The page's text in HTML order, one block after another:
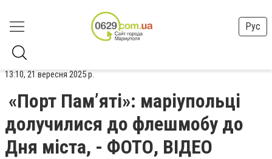
Рус
13:10, 21 вересня 2025 р.
«Порт Пам’яті»: маріупольці
долучилися до флешмобу до
Дня міста, - ФОТО, ВІДЕО